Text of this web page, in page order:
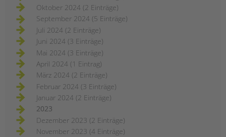
Oktober 2024 (2 Einträge)
September 2024 (5 Einträge)
Juli 2024 (2 Einträge)
Juni 2024 (3 Einträge)
Mai 2024 (3 Einträge)
April 2024 (1 Eintrag)
März 2024 (2 Einträge)
Februar 2024 (3 Einträge)
Januar 2024 (2 Einträge)
2023
Dezember 2023 (2 Einträge)
November 2023 (4 Einträge)